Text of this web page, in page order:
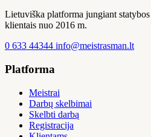
Lietuviška platforma jungiant
klientais nuo 2016 m.
0 633 44344 info@meistrasman.lt
Platforma
Meistrai
Darbų skelbimai
Skelbti darbą
Registracija